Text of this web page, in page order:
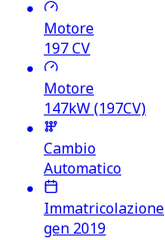
Motore
197CV
Motore
147kW (197CV)
Cambio
Automatico
Immatricolazione
gen 2019